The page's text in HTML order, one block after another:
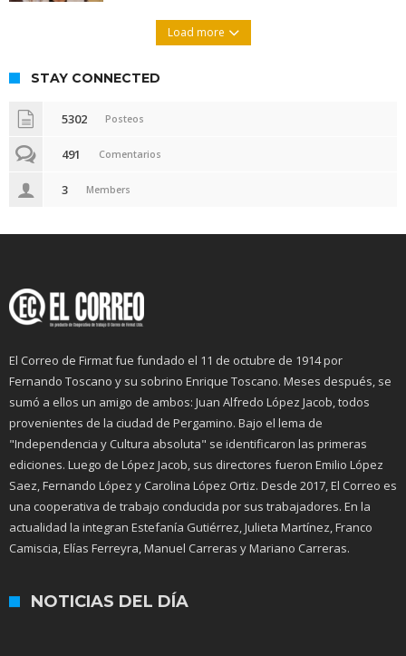
Load more
STAY CONNECTED
5302 Posteos
491 Comentarios
3 Members
El Correo de Firmat fue fundado el 11 de octubre de 1914 por
Fernando Toscano y su sobrino Enrique Toscano. Meses después, se
sumó a ellos un amigo de ambos: Juan Alfredo López Jacob, todos
provenientes de la ciudad de Pergamino. Bajo el lema de
"Independencia y Cultura absoluta" se identificaron las primeras
ediciones. Luego de López Jacob, sus directores fueron Emilio López
Saez, Fernando López y Carolina López Ortiz. Desde 2017, El Correo es
una cooperativa de trabajo conducida por sus trabajadores. En la
actualidad la integran Estefanía Gutiérrez, Julieta Martínez, Franco
Camiscia, Elías Ferreyra, Manuel Carreras y Mariano Carreras.
NOTICIAS DEL DÍA